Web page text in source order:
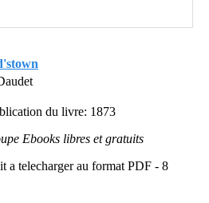
du livre: 1873
Ebooks libres et gratuits
a telecharger au format PDF - 8